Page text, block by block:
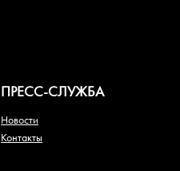
ПРЕСС-СЛУЖБА
Новости
Контакты